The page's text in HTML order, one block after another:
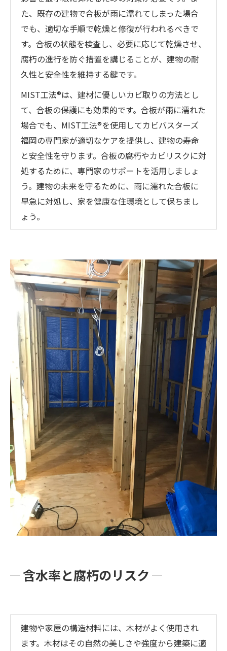
た、既存の建物で合板が雨に濡れてしまった場合
でも、適切な手順で乾燥と修復が行われるべきで
す。合板の状態を検査し、必要に応じて乾燥させ、
腐朽の進行を防ぐ措置を講じることが、建物の耐
久性と安全性を維持する鍵です。
MIST工法®は、建材に優しいカビ取りの方法とし
て、合板の保護にも効果的です。合板が雨に濡れた
場合でも、MIST工法®を使用してカビバスターズ
福岡の専門家が適切なケアを提供し、建物の寿命
と安全性を守ります。合板の腐朽やカビリスクに対
処するために、専門家のサポートを活用しましょ
う。建物の未来を守るために、雨に濡れた合板に
早急に対処し、家を健康な住環境として保ちまし
ょう。
含水率と腐朽のリスク
建物や家屋の構造材料には、木材がよく使用され
ます。木材はその自然の美しさや強度から建築に適